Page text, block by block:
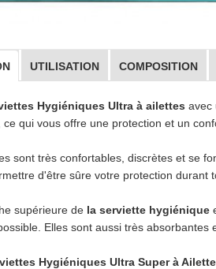
UTILISATION COMPOSITION
Hygiéniques Ultra à ailettes avec
ce qui vous offre une protection et un
sont très confortables, discrètes et se
d'être sûre votre protection durant
supérieure de la serviette hygiénique
Elles sont aussi très
Hygiéniques Ultra Super à